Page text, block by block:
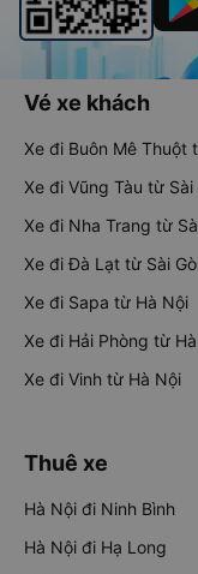
Vé xe khách
Xe đi Buôn Mê Thuột
Xe đi Vũng Tàu từ Sài
Xe đi Nha Trang từ
Xe đi Đà Lạt từ Sài
Xe đi Sapa từ Hà Nội
Xe đi Hải Phòng từ
Xe đi Vinh từ Hà Nội
Thuê xe
Hà Nội đi Ninh Bình
Hà Nội đi Hạ Long